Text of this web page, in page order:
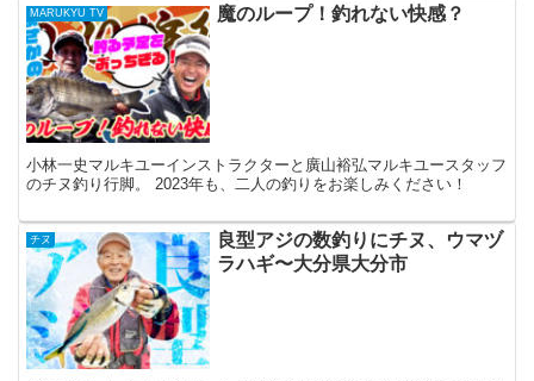
MARUKYU TV 魔のループ！釣れない快感？
小林一史マルキユーインストラクターと廣山裕弘マルキユースタッフ
のチヌ釣り行脚。 2023年も、二人の釣りをお楽しみください！
チヌ
良型アジの数釣りにチヌ、ウマヅ
ラハギ〜大分県大分市